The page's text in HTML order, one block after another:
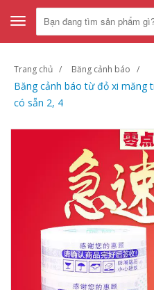
Toggle
navigation
Trang chủ Băng cảnh báo
Băng cảnh báo từ đỏ xi măng
có sẵn 2, 4